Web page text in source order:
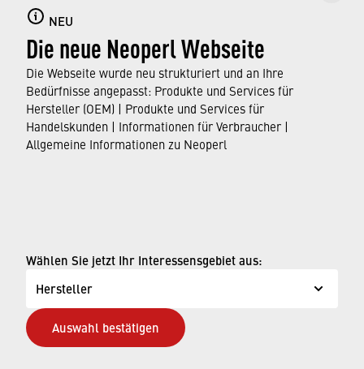
NEU
Die neue Neoperl Webseite
Die Webseite wurde neu strukturiert und an Ihre
Bedürfnisse angepasst: Produkte und Services für
Hersteller (OEM) | Produkte und Services für
Handelskunden | Informationen für Verbraucher |
Allgemeine Informationen zu Neoperl
Wählen Sie jetzt Ihr Interessensgebiet aus:
Hersteller
Auswahl bestätigen
PCW-02
ÖFFNEN SIE DAS PDF
Impressum
Datenschutzseite